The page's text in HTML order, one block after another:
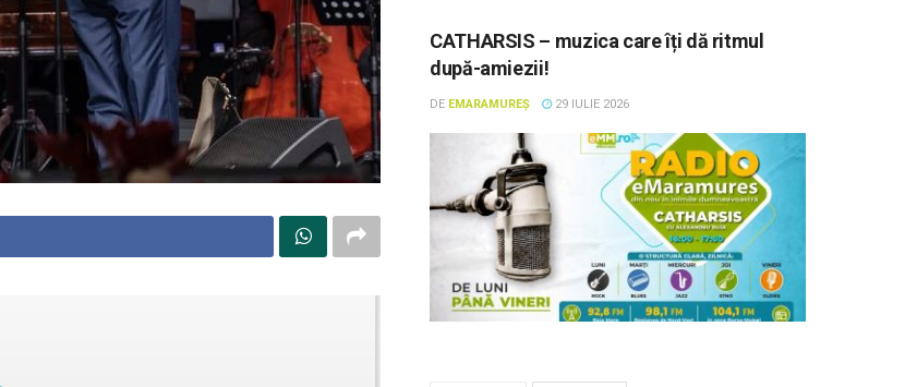
CATHARSIS – muzica care îți dă ritmul
după-amiezii!
DE EMARAMUREȘ 29 IULIE 2026